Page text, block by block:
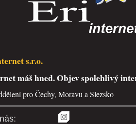
s.r.o.
máš hned. Objev spolehlivý
pro Čechy, Moravu a Slezsko